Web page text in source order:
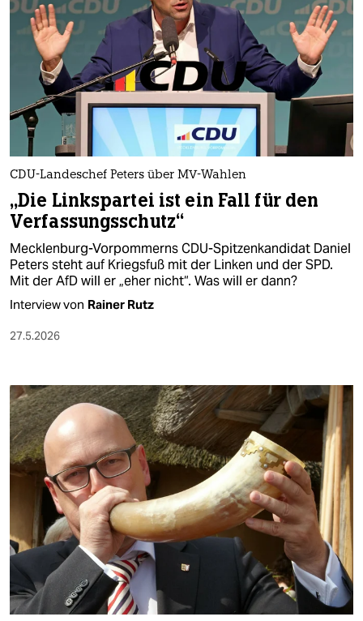
CDU-Landeschef Peters über MV-Wahlen
„Die Linkspartei ist ein Fall für den
Verfassungsschutz“
Mecklenburg-Vorpommerns CDU-Spitzenkandidat Daniel
Peters steht auf Kriegsfuß mit der Linken und der SPD.
Mit der AfD will er „eher nicht“. Was will er dann?
Interview von Rainer Rutz
27.5.2026